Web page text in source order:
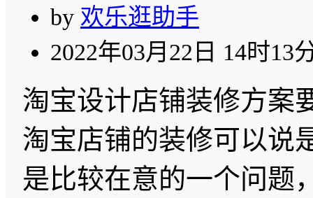
by 欢乐逛助手
2022年03月22日 14时13
淘宝设计店铺装修方案
淘宝店铺的装修可以说
是比较在意的一个问题